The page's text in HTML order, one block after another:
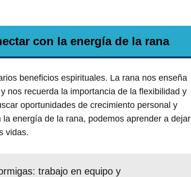
con la energía de la rana
beneficios espirituales. La rana nos enseña
nos recuerda la importancia de la flexibilidad y
oportunidades de crecimiento personal y
energía de la rana, podemos aprender a dejar
vidas.
trabajo en equipo y